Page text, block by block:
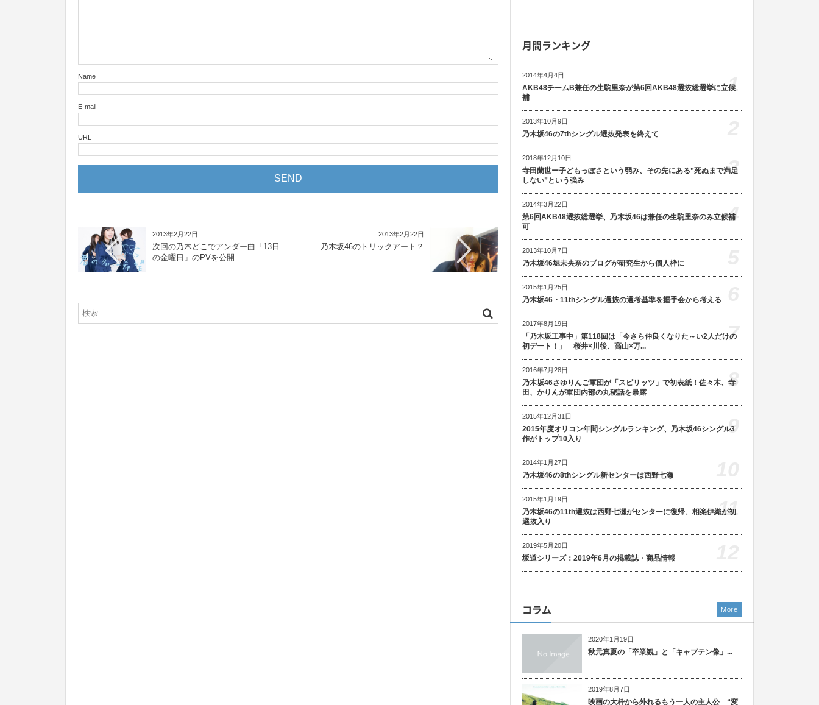
Name
E-mail
URL
2013年2月22日
次回の乃木どこでアンダー曲「13日
の金曜日」のPVを公開
2013年2月22日
乃木坂46のトリックアート？
月間ランキング
2014年4月4日
AKB48チームB兼任の生駒里奈が第6回AKB48選抜総選挙に立候
補
1
2013年10月9日
乃木坂46の7thシングル選抜発表を終えて
2018年12月10日
寺田蘭世ー子どもっぽさという弱み、その先にある”死ぬまで満足
しない”という強み
3
2014年3月22日
第6回AKB48選抜総選挙、乃木坂46は兼任の生駒里奈のみ立候補
可
4
2013年10月7日
乃木坂46堀未央奈のブログが研究生から個人枠に
2015年1月25日
乃木坂46・11thシングル選抜の選考基準を握手会から考える
2017年8月19日
「乃木坂工事中」第118回は「今さら仲良くなりた～い2人だけの
初デート！」 桜井×川後、高山×万...
7
2016年7月28日
乃木坂46さゆりんご軍団が「スピリッツ」で初表紙！佐々木、寺
田、かりんが軍団内部の丸秘話を暴露
8
2015年12月31日
2015年度オリコン年間シングルランキング、乃木坂46シングル3
作がトップ10入り
9
2014年1月27日
乃木坂46の8thシングル新センターは西野七瀬
2015年1月19日
乃木坂46の11th選抜は西野七瀬がセンターに復帰、相楽伊織が初
選抜入り
11
2019年5月20日
坂道シリーズ：2019年6月の掲載誌・商品情報
コラム
2020年1月19日
秋元真夏の「卒業観」と「キャプテン像」...
2019年8月7日
映画の大枠から外れるもう一人の主人公 “変
More